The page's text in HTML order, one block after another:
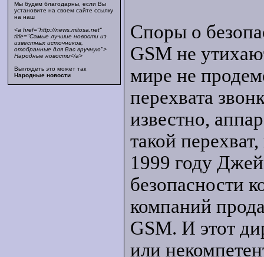
Мы будем благодарны, если Вы
установите на своем сайте ссылку
на наш
<a href="http://news.mitosa.net"
title="Самые лучшие новости из
известных источников,
отобранные для Вас вручную">
Народные новости</a>
Выглядеть это может так
Народные новости
Споры о
GSM не
мире не
перехвата
известно,
такой
1999 году
безопасности
компаний
GSM. И этот
или